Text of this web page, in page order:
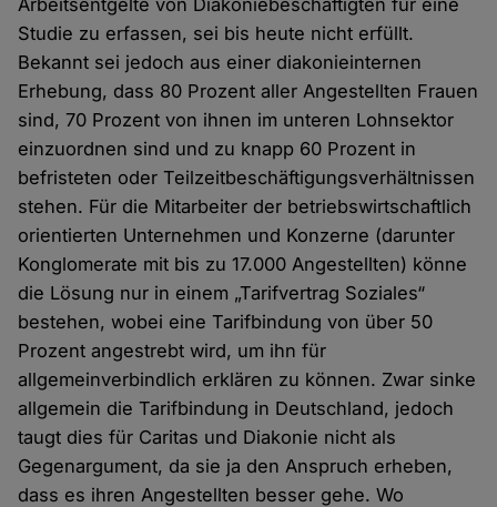
Arbeitsentgelte von Diakoniebeschäftigten für eine
Studie zu erfassen, sei bis heute nicht erfüllt.
Bekannt sei jedoch aus einer diakonieinternen
Erhebung, dass 80 Prozent aller Angestellten Frauen
sind, 70 Prozent von ihnen im unteren Lohnsektor
einzuordnen sind und zu knapp 60 Prozent in
befristeten oder Teilzeitbeschäftigungsverhältnissen
stehen. Für die Mitarbeiter der betriebswirtschaftlich
orientierten Unternehmen und Konzerne (darunter
Konglomerate mit bis zu 17.000 Angestellten) könne
die Lösung nur in einem „Tarifvertrag Soziales“
bestehen, wobei eine Tarifbindung von über 50
Prozent angestrebt wird, um ihn für
allgemeinverbindlich erklären zu können. Zwar sinke
allgemein die Tarifbindung in Deutschland, jedoch
taugt dies für Caritas und Diakonie nicht als
Gegenargument, da sie ja den Anspruch erheben,
dass es ihren Angestellten besser gehe. Wo